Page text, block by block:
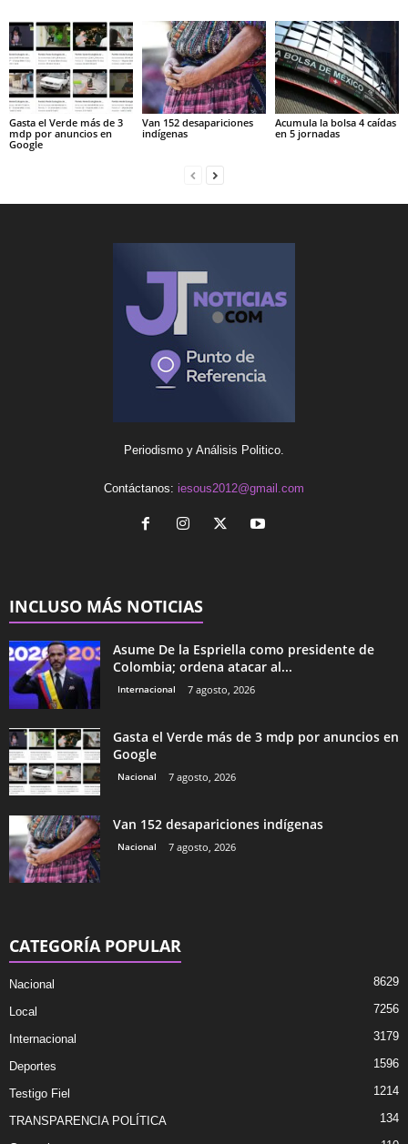
Gasta el Verde más de 3
mdp por anuncios en
Google
Van 152 desapariciones
indígenas
Acumula la bolsa 4 caídas
en 5 jornadas
Periodismo y Análisis Politico.
Contáctanos: iesous2012@gmail.com
INCLUSO MÁS NOTICIAS
Asume De la Espriella como presidente de
Colombia; ordena atacar al...
Internacional 7 agosto, 2026
Gasta el Verde más de 3 mdp por anuncios en
Google
Nacional 7 agosto, 2026
Van 152 desapariciones indígenas
Nacional 7 agosto, 2026
CATEGORÍA POPULAR
Nacional 8629
Local 7256
Internacional 3179
Deportes 1596
Testigo Fiel 1214
TRANSPARENCIA POLÍTICA 134